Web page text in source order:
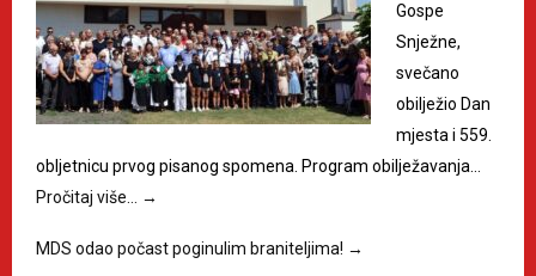
Gospe
Snježne,
svečano
obilježio Dan
mjesta i 559.
obljetnicu prvog pisanog spomena. Program obilježavanja…
Pročitaj više… →
MDS odao počast poginulim braniteljima! →